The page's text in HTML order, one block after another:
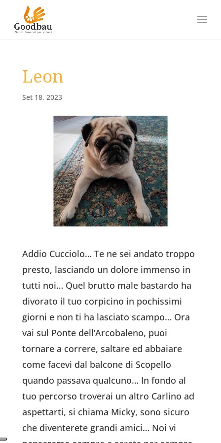
Leon
Set 18, 2023
Addio Cucciolo… Te ne sei andato troppo
presto, lasciando un dolore immenso in
tutti noi… Quel brutto male bastardo ha
divorato il tuo corpicino in pochissimi
giorni e non ti ha lasciato scampo… Ora
vai sul Ponte dell’Arcobaleno, puoi
tornare a correre, saltare ed abbaiare
come facevi dal balcone di Scopello
quando passava qualcuno… In fondo al
tuo percorso troverai un altro Carlino ad
aspettarti, si chiama Micky, sono sicuro
che diventerete grandi amici… Noi vi